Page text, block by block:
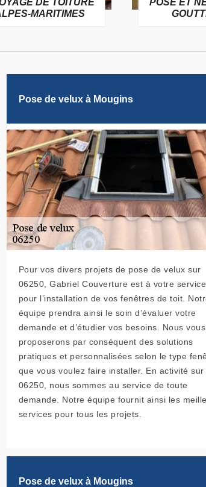
DE TOITURE
MARITIMES
POSE ET
Pose de velux à Mougins
Pour vos divers projets de pose de velux sur
06250, Gabriel Couverture est à votre service
pour l’installation de vos fenêtres de toit.
équipe prendra ainsi le soin d’évaluer votre
demande et d’étudier vos besoins. Nous vous
proposerons par conséquent des solutions
pratiques et personnalisées selon le type
que vous voulez faire installer. En activité sur
06250, nous sommes au service de toute
demande. Notre équipe fournit ainsi les
services pour tous les projets.
Pose de velux à Mougins